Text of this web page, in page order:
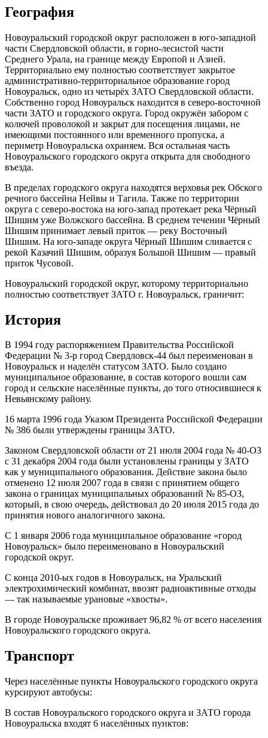
География
Новоуральский городской округ расположен в юго-западной
части Свердловской области, в горно-лесистой части
Среднего Урала, на границе между Европой и Азией.
Территориально ему полностью соответствует закрытое
административно-территориальное образование город
Новоуральск, одно из четырёх ЗАТО Свердловской области.
Собственно город Новоуральск находится в северо-восточной
части ЗАТО и городского округа. Город окружён забором с
колючей проволокой и закрыт для посещения лицами, не
имеющими постоянного или временного пропуска, а
периметр Новоуральска охраняем. Вся остальная часть
Новоуральского городского округа открыта для свободного
въезда.
В пределах городского округа находятся верховья рек Обского
речного бассейна Нейвы и Тагила. Также по территории
округа с северо-востока на юго-запад протекает река Чёрный
Шишим уже Волжского бассейна. В среднем течении Чёрный
Шишим принимает левый приток — реку Восточный
Шишим. На юго-западе округа Чёрный Шишим сливается с
рекой Казачий Шишим, образуя Большой Шишим — правый
приток Чусовой.
Новоуральский городской округ, которому территориально
полностью соответствует ЗАТО г. Новоуральск, граничит:
История
В 1994 году распоряжением Правительства Российской
Федерации № 3-р город Свердловск-44 был переименован в
Новоуральск и наделён статусом ЗАТО. Было создано
муниципальное образование, в состав которого вошли сам
город и сельские населённые пункты, до того относившиеся к
Невьянскому району.
16 марта 1996 года Указом Президента Российской Федерации
№ 386 были утверждены границы ЗАТО.
Законом Свердловской области от 21 июля 2004 года № 40-ОЗ
с 31 декабря 2004 года были установлены границы у ЗАТО
как у муниципального образования. Действие закона было
отменено 12 июля 2007 года в связи с принятием общего
закона о границах муниципальных образований № 85-ОЗ,
который, в свою очередь, действовал до 20 июля 2015 года до
принятия нового аналогичного закона.
С 1 января 2006 года муниципальное образование «город
Новоуральск» было переименовано в Новоуральский
городской округ.
С конца 2010-ых годов в Новоуральск, на Уральский
электрохимический комбинат, ввозят радиоактивные отходы
— так называемые урановые «хвосты».
В городе Новоуральске проживает 96,82 % от всего населения
Новоуральского городского округа.
Транспорт
Через населённые пункты Новоуральского городского округа
курсируют автобусы:
В состав Новоуральского городского округа и ЗАТО города
Новоуральска входят 6 населённых пунктов: